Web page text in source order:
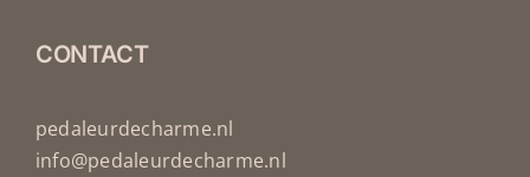
CONTACT
pedaleurdecharme.nl
info@pedaleurdecharme.nl